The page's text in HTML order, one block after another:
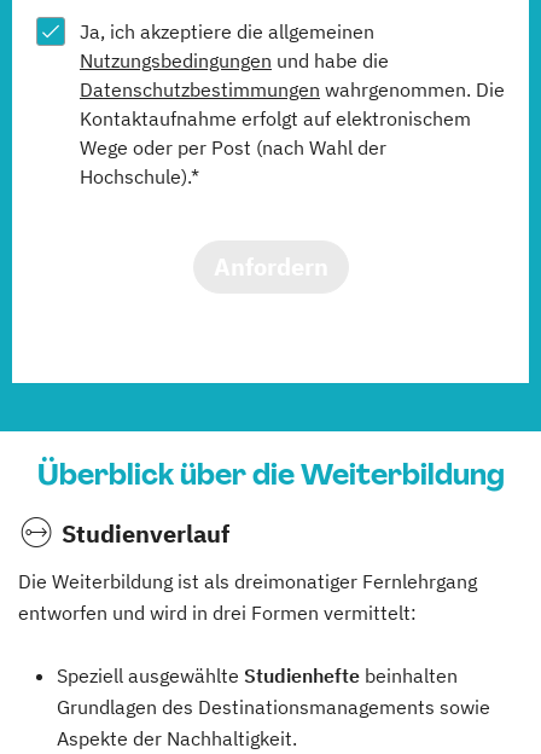
Ja, ich akzeptiere die allgemeinen
Nutzungsbedingungen und habe die
Datenschutzbestimmungen wahrgenommen. Die
Kontaktaufnahme erfolgt auf elektronischem
Wege oder per Post (nach Wahl der
Hochschule).*
Überblick über die Weiterbildung
Studienverlauf
Die Weiterbildung ist als dreimonatiger Fernlehrgang
entworfen und wird in drei Formen vermittelt:
Speziell ausgewählte Studienhefte beinhalten
Grundlagen des Destinationsmanagements sowie
Aspekte der Nachhaltigkeit.